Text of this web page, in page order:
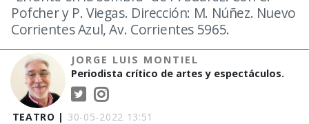
TEATRO | 30-05-2022 13:51
Pofcher y P. Viegas. Dirección: M. Núñez. Nuevo
Corrientes Azul, Av. Corrientes 5965.
JORGE LUIS MONTIEL
Periodista crítico de artes y espectáculos.